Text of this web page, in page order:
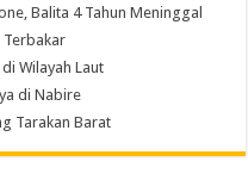
Balita 4 Tahun Meninggal
Terbakar
Wilayah Laut
di Nabire
Tarakan Barat